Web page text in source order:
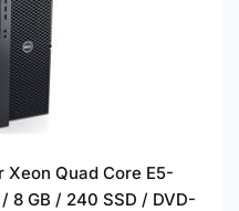
Xeon Quad Core E5-
8 GB / 240 SSD / DVD-